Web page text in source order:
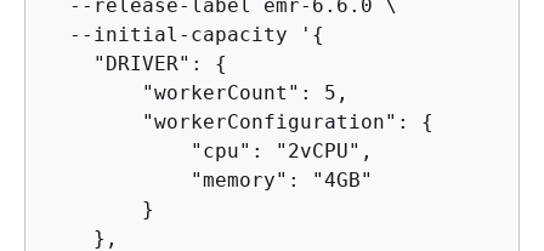
  --release-label emr-6.6.0 \
  --initial-capacity '
{
    "DRIVER":
{
        "workerCount": 5,
        "workerConfiguration":
{
            "cpu": "2vCPU",
            "memory": "4GB"
        }
    },